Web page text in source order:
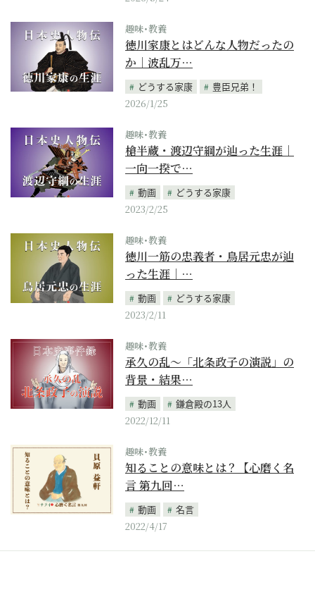
趣味･教養
徳川家康とはどんな人物だったの
か｜波乱万…
どうする家康
豊臣兄弟！
2026/1/25
趣味･教養
槍半蔵・渡辺守綱が辿った生涯｜
一向一揆で…
動画
どうする家康
2023/2/25
趣味･教養
徳川一筋の忠義者・鳥居元忠が辿
った生涯｜…
動画
どうする家康
2023/2/11
趣味･教養
承久の乱～「北条政子の演説」の
背景・結果…
動画
鎌倉殿の13人
2022/12/11
趣味･教養
知ることの意味とは？【心磨く名
言 第九回…
動画
名言
2022/4/17